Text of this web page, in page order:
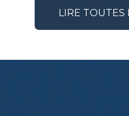
LIRE TOUTES